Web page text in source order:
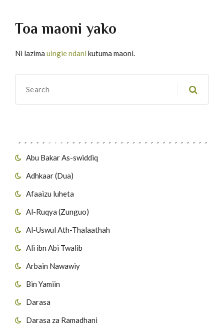
Abu Bakar As-swiddiq
Adhkaar (Dua)
Afaaizu luheta
Al-Ruqya (Zunguo)
Al-Uswul Ath-Thalaathah
Ali ibn Abi Twalib
Arbain Nawawiy
Bin Yamiin
Darasa
Darasa za Ramadhani
Toa maoni yako
Ni lazima uingie ndani kutuma maoni.